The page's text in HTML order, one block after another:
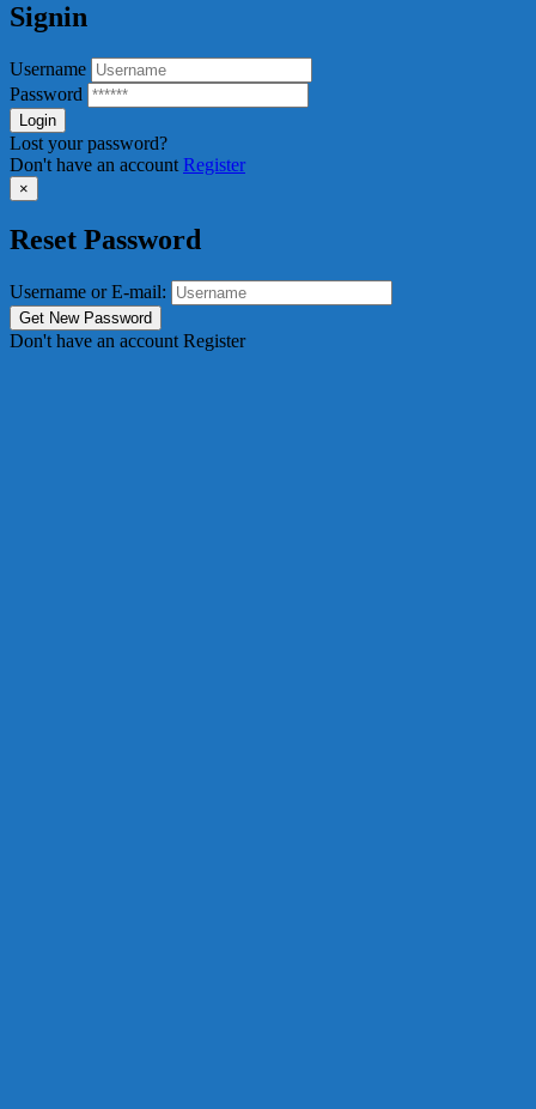
Signin
Username
Password
Lost your password?
Don't have an account Register
×
Reset Password
Username or E-mail:
Don't have an account Register